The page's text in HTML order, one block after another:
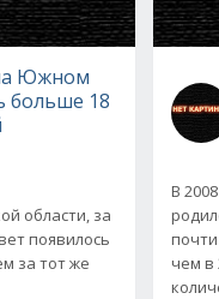
Южном
больше 18
области, за
появилось
за тот же
В
чем в